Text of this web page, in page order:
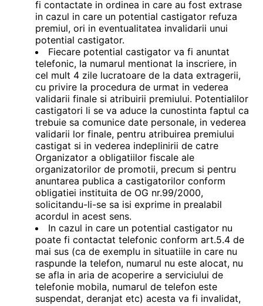
fi contactate in ordinea in care au fost extrase
in cazul in care un potential castigator refuza
premiul, ori in eventualitatea invalidarii unui
potential castigator.
Fiecare potential castigator va fi anuntat
telefonic, la numarul mentionat la inscriere, in
cel mult 4 zile lucratoare de la data extragerii,
cu privire la procedura de urmat in vederea
validarii finale si atribuirii premiului. Potentialilor
castigatori li se va aduce la cunostinta faptul ca
trebuie sa comunice date personale, in vederea
validarii lor finale, pentru atribuirea premiului
castigat si in vederea indeplinirii de catre
Organizator a obligatiilor fiscale ale
organizatorilor de promotii, precum si pentru
anuntarea publica a castigatorilor conform
obligatiei instituita de OG nr.99/2000,
solicitandu-li-se sa isi exprime in prealabil
acordul in acest sens.
In cazul in care un potential castigator nu
poate fi contactat telefonic conform art.5.4 de
mai sus (ca de exemplu in situatiile in care nu
raspunde la telefon, numarul nu este alocat, nu
se afla in aria de acoperire a serviciului de
telefonie mobila, numarul de telefon este
suspendat, deranjat etc) acesta va fi invalidat,